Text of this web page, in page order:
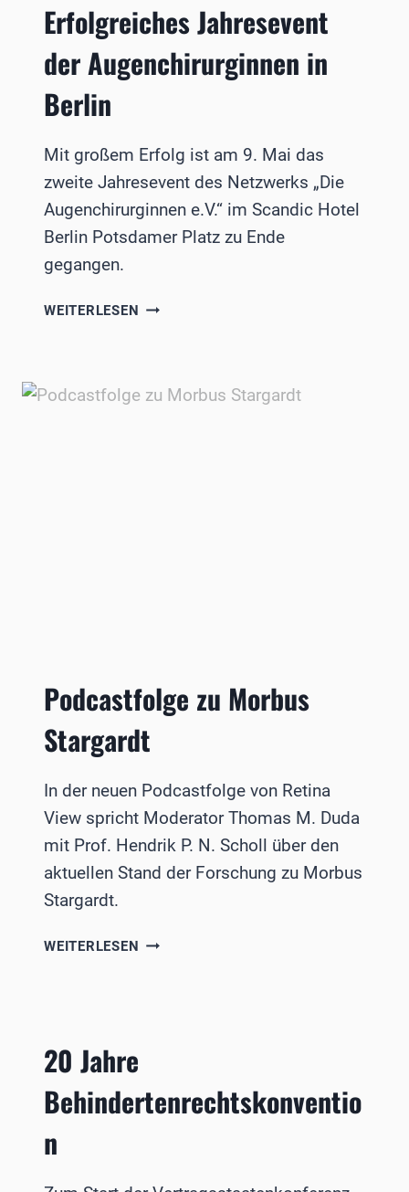
Erfolgreiches Jahresevent
der Augenchirurginnen in
Berlin
Mit großem Erfolg ist am 9. Mai das
zweite Jahresevent des Netzwerks „Die
Augenchirurginnen e.V.“ im Scandic Hotel
Berlin Potsdamer Platz zu Ende
gegangen.
WEITERLESEN ERFOLGREICHES
IN
Podcastfolge zu Morbus
Stargardt
In der neuen Podcastfolge von Retina
View spricht Moderator Thomas M. Duda
mit Prof. Hendrik P. N. Scholl über den
aktuellen Stand der Forschung zu Morbus
Stargardt.
WEITERLESEN PODCASTFOLGE
20 Jahre
Behindertenrechtskonventio
n